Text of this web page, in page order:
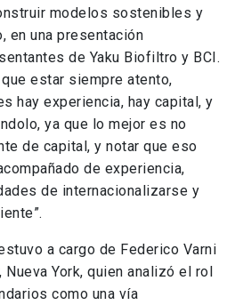
modelos sostenibles y
en una presentación
de Yaku Biofiltro y BCI.
estar siempre atento,
hay experiencia, hay capital, y
ya que lo mejor es no
de capital, y notar que eso
de experiencia,
de internacionalizarse y
a cargo de Federico Varni
Nueva York, quien analizó el rol
como una vía